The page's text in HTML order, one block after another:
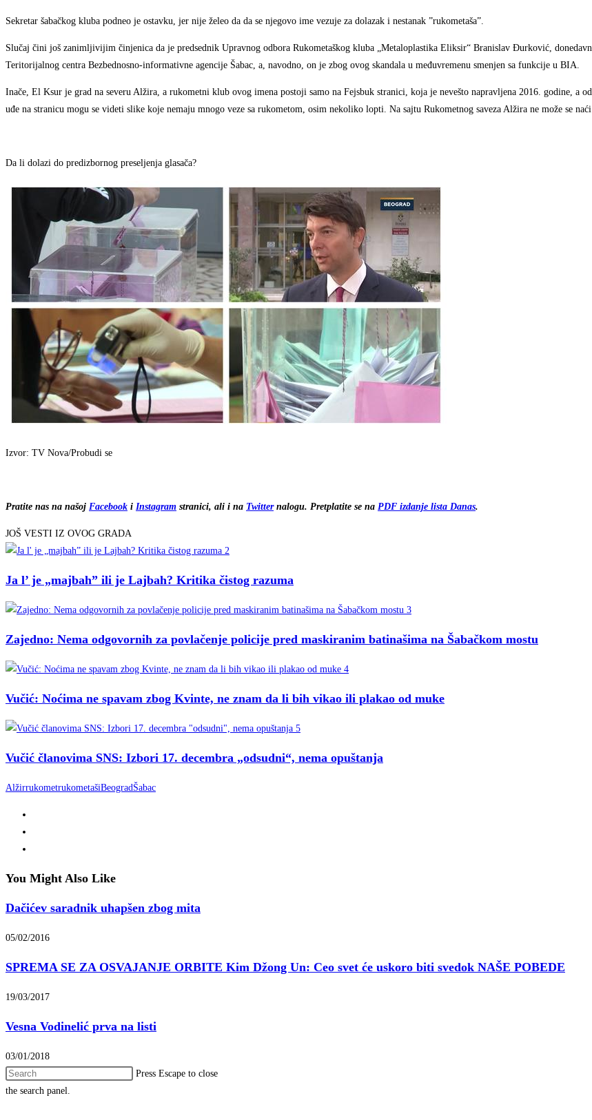
Sekretar šabačkog kluba podneo je ostavku, jer nije želeo da da se njegovo ime vezuje za dolazak i nestanak ”rukometaša”.
Slučaj čini još zanimljivijim činjenica da je predsednik Upravnog odbora Rukometaškog kluba „Metaloplastika Eliksir“ Branislav Đurković,
Teritorijalnog centra Bezbednosno-informativne agencije Šabac, a, navodno, on je zbog ovog skandala u međuvremenu smenjen sa funkcije u BIA.
Inače, El Ksur je grad na severu Alžira, a rukometni klub ovog imena postoji samo na Fejsbuk stranici, koja je nevešto napravljena 2016. godine, a
uđe na stranicu mogu se videti slike koje nemaju mnogo veze sa rukometom, osim nekoliko lopti. Na sajtu Rukometnog saveza Alžira ne može se
Da li dolazi do predizbornog preseljenja glasača?
Izvor: TV Nova/Probudi se
Pratite nas na našoj Facebook i Instagram stranici, ali i na Twitternalogu. Pretplatite se na PDF izdanje lista Danas.
JOŠ VESTI IZ OVOG GRADA
Ja l’ je „majbah” ili je Lajbah? Kritika čistog razuma
Zajedno: Nema odgovornih za povlačenje policije pred maskiranim batinašima na Šabačkom mostu
Vučić: Noćima ne spavam zbog Kvinte, ne znam da li bih vikao ili plakao od muke
Vučić članovima SNS: Izbori 17. decembra „odsudni“, nema opuštanja
AlžirrukometrukometašiBeogradŠabac
You Might Also Like
Dačićev saradnik uhapšen zbog mita
05/02/2016
SPREMA SE ZA OSVAJANJE ORBITE Kim Džong Un: Ceo svet će uskoro biti svedok NAŠE POBEDE
19/03/2017
Vesna Vodinelić prva na listi
03/01/2018
Press Escape to close
the search panel.